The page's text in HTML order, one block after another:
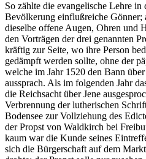
So zählte die evangelische Lehre in
Bevölkerung einflußreiche Gönner;
dieselbe offene Augen, Ohren und
den Vorträgen der drei genannten
kräftig zur Seite, wo ihre Person
gedämpft werden sollte, ohne der
welche im Jahr 1520 den Bann
aussprach. Als im folgenden Jahr
die Reichsacht über Jene
Verbrennung der lutherischen
Bodensee zur Vollziehung des
der Propst von Waldkirch bei
kaum war die Kunde seines
sich die Bürgerschaft auf dem